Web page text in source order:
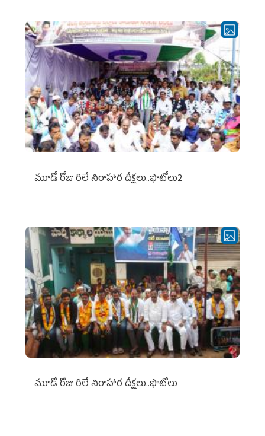
మూడో రోజు రిలే నిరాహార దీక్షలు..ఫొటోలు2
మూడో రోజు రిలే నిరాహార దీక్షలు..ఫొటోలు